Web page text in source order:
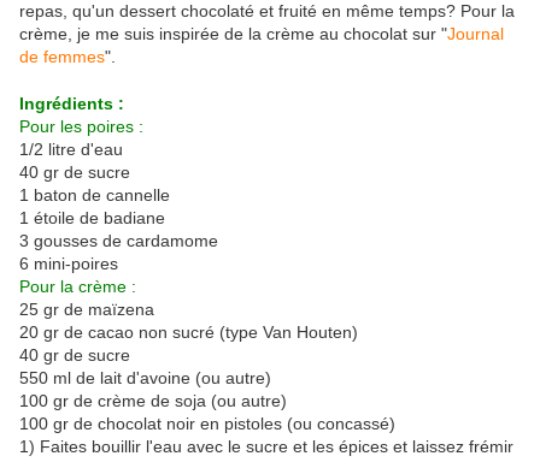
repas, qu'un dessert chocolaté et fruité en même temps? Pour la
crème, je me suis inspirée de la crème au chocolat sur "Journal
de femmes".
Ingrédients :
Pour les poires :
1/2 litre d'eau
40 gr de sucre
1 baton de cannelle
1 étoile de badiane
3 gousses de cardamome
6 mini-poires
Pour la crème :
25 gr de maïzena
20 gr de cacao non sucré (type Van Houten)
40 gr de sucre
550 ml de lait d'avoine (ou autre)
100 gr de crème de soja (ou autre)
100 gr de chocolat noir en pistoles (ou concassé)
1) Faites bouillir l'eau avec le sucre et les épices et laissez frémir